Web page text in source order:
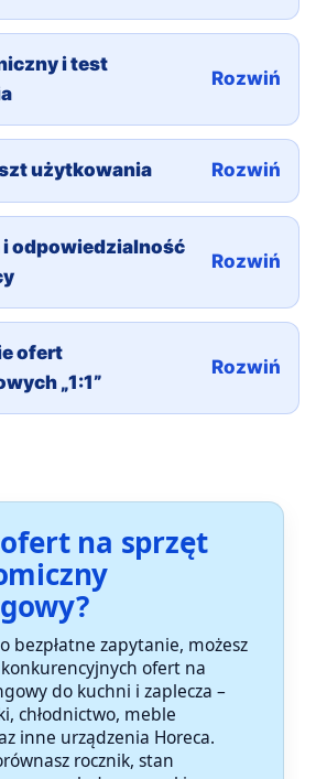
i test
Rozwiń
użytkowania Rozwiń
i odpowiedzialność
Rozwiń
ofert
„1:1”
Rozwiń
na sprzęt
bezpłatne zapytanie, możesz
ofert na
do kuchni i zaplecza –
chłodnictwo, meble
inne urządzenia Horeca.
rocznik, stan